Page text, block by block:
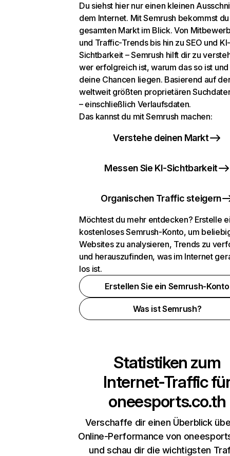
Du siehst hier nur einen kleinen
dem Internet. Mit Semrush bekommst
gesamten Markt im Blick. Von
und Traffic-Trends bis hin zu SEO und KI-
Sichtbarkeit – Semrush hilft dir zu
wer erfolgreich ist, warum das so ist
deine Chancen liegen. Basierend auf
weltweit größten proprietären
– einschließlich Verlaufsdaten.
Das kannst du mit Semrush machen:
Verstehe deinen Markt
Messen Sie KI-Sichtbarkeit
Organischen Traffic steigern
Möchtest du mehr entdecken? Erstelle
kostenloses Semrush-Konto, um
Websites zu analysieren, Trends zu
und herauszufinden, was im Internet
los ist.
Erstellen Sie ein Semrush-Konto
Was ist Semrush?
Statistiken zum
Internet-Traffic
oneesports.co.th
Verschaffe dir einen Überblick
Online-Performance von
und schau dir die wichtigsten